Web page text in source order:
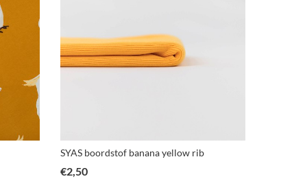
SYAS boordstof banana yellow rib
€2,50